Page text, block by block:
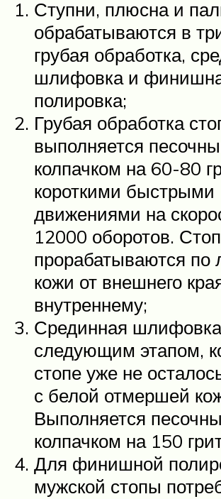
Ступни, плюсна и
обрабатываются в
грубая обработка,
шлифовка и
полировка;
Грубая обработка
выполняется
колпачком на 60-80
короткими быстрыми
движениями на
12000 оборотов.
прорабатываются по
кожи от внешнего
внутреннему;
Срединная
следующим этапом,
стопе уже не
с белой отмершей
Выполняется
колпачком на 150
Для финишной
мужской стопы